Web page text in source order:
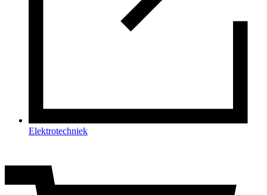
Elektrotechniek